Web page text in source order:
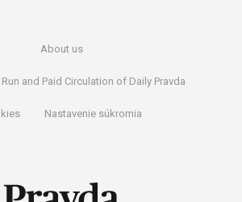
About us
and Paid Circulation of Daily Pravda
Nastavenie súkromia